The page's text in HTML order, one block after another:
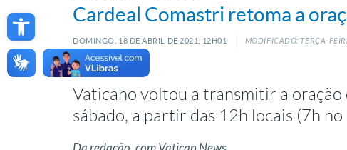
Open toolbarCardeal Comastri retoma a
DOMINGO, 18 DE ABRIL DE 2021, 12H01 MODIFICADO: TERÇA-
Vaticano voltou a transmitir a oração
sábado, a partir das 12h locais (7h